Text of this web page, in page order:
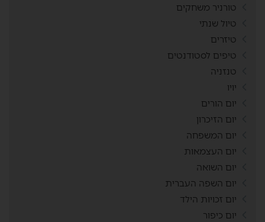
טורניר משחקים
טיול שנתי
טיזרים
טיפים לסטודנטים
טנזניה
יויו
יום הורים
יום הזיכרון
יום המשפחה
יום העצמאות
יום השואה
יום השפה העברית
יום זכויות הילד
יום כיפור